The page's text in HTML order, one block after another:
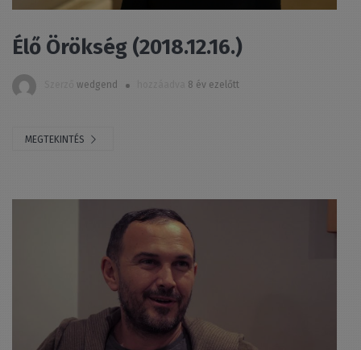
Élő Örökség (2018.12.16.)
wedgend 8 év ezelőtt
MEGTEKINTÉS